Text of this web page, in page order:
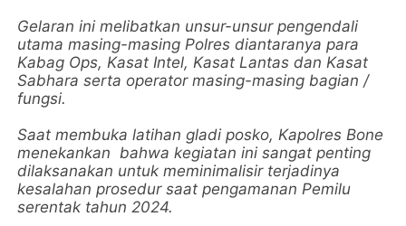
Gelaran ini melibatkan unsur-unsur pengendali
utama masing-masing Polres diantaranya para
Kabag Ops, Kasat Intel, Kasat Lantas dan Kasat
Sabhara serta operator masing-masing bagian /
fungsi.
Saat membuka latihan gladi posko, Kapolres Bone
menekankan bahwa kegiatan ini sangat penting
dilaksanakan untuk meminimalisir terjadinya
kesalahan prosedur saat pengamanan Pemilu
serentak tahun 2024.